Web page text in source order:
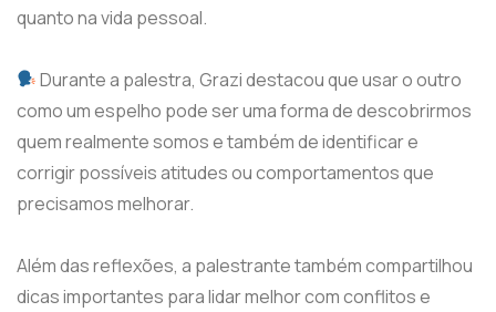
quanto na vida pessoal.
Durante a palestra, Grazi destacou que usar o outro
como um espelho pode ser uma forma de descobrirmos
quem realmente somos e também de identificar e
corrigir possíveis atitudes ou comportamentos que
precisamos melhorar.
Além das reflexões, a palestrante também compartilhou
dicas importantes para lidar melhor com conflitos e